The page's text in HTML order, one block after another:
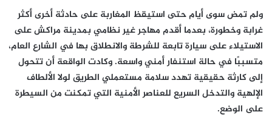
ولم تمض سوى أيام حتى استيقظ المغاربة على حادثة أخرى أكثر
غرابة وخطورة، بعدما أقدم مهاجر غير نظامي بمدينة مراكش على
الاستيلاء على سيارة تابعة للشرطة والانطلاق بها في الشارع العام،
متسببًا في حالة استنفار أمني واسعة. وكادت الواقعة أن تتحول
إلى كارثة حقيقية تهدد سلامة مستعملي الطريق لولا الألطاف
الإلهية والتدخل السريع للعناصر الأمنية التي تمكنت من السيطرة
على الوضع.